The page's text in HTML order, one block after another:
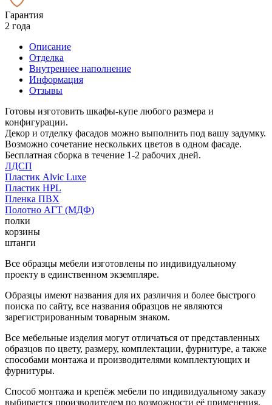
Гарантия
2 года
Описание
Отделка
Внутреннее наполнение
Информация
Отзывы
Готовы изготовить шкафы-купе любого размера и
конфигурации.
Декор и отделку фасадов можно выполнить под вашу задумку.
Возможно сочетание нескольких цветов в одном фасаде.
Бесплатная сборка в течение 1-2 рабочих дней.
ЛДСП
Пластик Alvic Luxe
Пластик HPL
Пленка ПВХ
Полотно АГТ (МДФ)
полки
корзины
штанги
Все образцы мебели изготовлены по индивидуальному
проекту в единственном экземпляре.
Образцы имеют названия для их различия и более быстрого
поиска по сайту, все названия образцов не являются
зарегистрированным товарным знаком.
Все мебельные изделия могут отличаться от представленных
образцов по цвету, размеру, комплектации, фурнитуре, а также
способами монтажа и производителями комплектующих и
фурнитуры.
Способ монтажа и крепёж мебели по индивидуальному заказу
выбирается производителем по возможности её применения.